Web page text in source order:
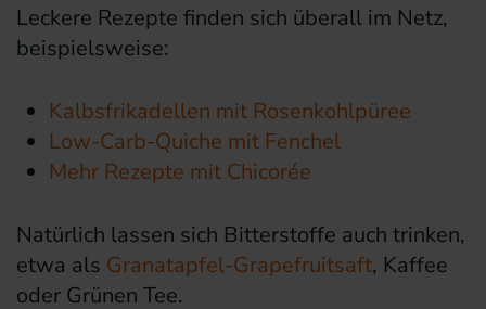
Leckere Rezepte finden sich überall im Netz,
beispielsweise:
Kalbsfrikadellen mit Rosenkohlpüree
Low-Carb-Quiche mit Fenchel
Mehr Rezepte mit Chicorée
Natürlich lassen sich Bitterstoffe auch trinken,
etwa als Granatapfel-Grapefruitsaft, Kaffee
oder Grünen Tee.